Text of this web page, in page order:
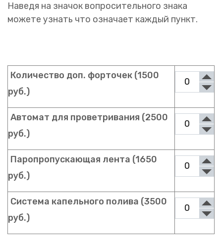
Наведя на значок вопросительного знака
можете узнать что означает каждый пункт.
Количество доп. форточек (1500
руб.)
Автомат для проветривания (2500
руб.)
Паропропускающая лента (1650
руб.)
Система капельного полива (3500
руб.)